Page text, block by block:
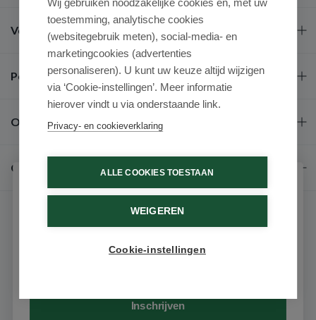
Veel gestelde vragen
Populaire merken
Over ons
Contact
Wij gebruiken noodzakelijke cookies en, met uw
toestemming, analytische cookies
(websitegebruik meten), social-media- en
marketingcookies (advertenties
personaliseren). U kunt uw keuze altijd wijzigen
via ‘Cookie-instellingen’. Meer informatie
hierover vindt u via onderstaande link.
Privacy- en cookieverklaring
ALLE COOKIES TOESTAAN
WEIGEREN
Cookie-instellingen
Schrijf je in voor onze nieuwsbrief
Ontvang als eerste de beste aanbiedingen en persoonlijk
advies
Inschrijven